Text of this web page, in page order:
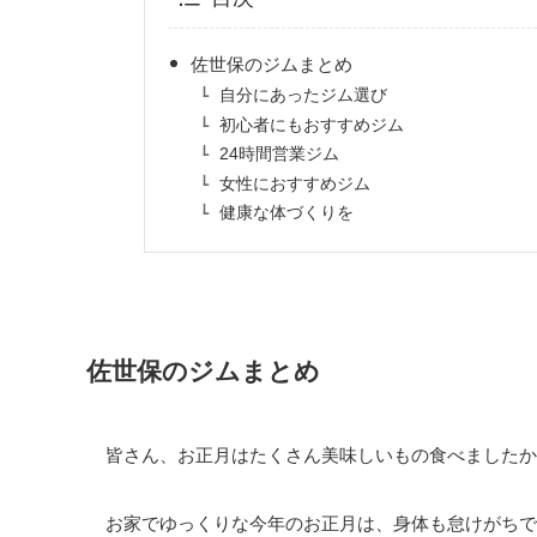
佐世保のジムまとめ
自分にあったジム選び
初心者にもおすすめジム
24時間営業ジム
女性におすすめジム
健康な体づくりを
佐世保のジムまとめ
皆さん、お正月はたくさん美味しいもの食べましたか
お家でゆっくりな今年のお正月は、身体も怠けがち